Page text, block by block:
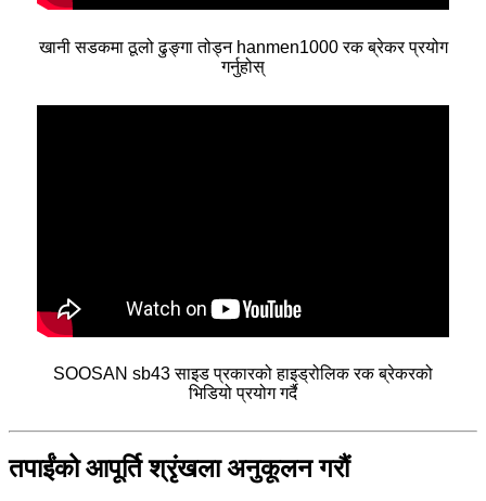
खानी सडकमा ठूलो ढुङ्गा तोड्न hanmen1000 रक ब्रेकर प्रयोग
गर्नुहोस्
SOOSAN sb43 साइड प्रकारको हाइड्रोलिक रक ब्रेकरको
भिडियो प्रयोग गर्दै
तपाईंको आपूर्ति श्रृंखला अनुकूलन गरौं